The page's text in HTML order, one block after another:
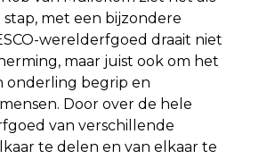
met een bijzondere
werelderfgoed draait niet
maar juist ook om het
onderling begrip en
Door over de hele
van verschillende
te delen en van elkaar te